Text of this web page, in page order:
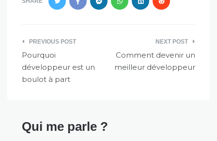
Navigation
de
l’article
PREVIOUS POST
Pourquoi
développeur est un
boulot à part
NEXT POST
Comment devenir un
meilleur développeur
Qui me parle ?